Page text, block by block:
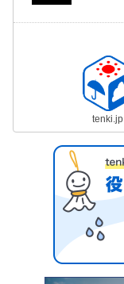
tenki.jp